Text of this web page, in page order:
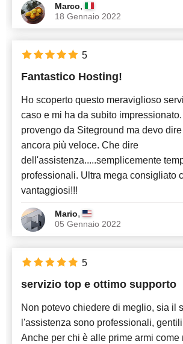
Marco,
18 Gennaio 2022
Fantastico Hosting!
Ho scoperto questo meraviglioso
caso e mi ha da subito
provengo da Siteground ma devo
ancora più veloce. Che dire
dell'assistenza.....semplicemente
professionali. Ultra mega consigliato
vantaggiosi!!!
Mario,
05 Gennaio 2022
5
servizio top e ottimo supporto
Non potevo chiedere di meglio, sia il
l'assistenza sono professionali,
Anche per chi è alle prime armi come
5